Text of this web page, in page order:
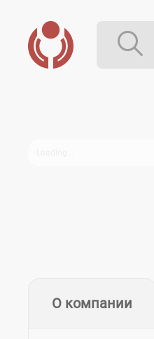
О компании